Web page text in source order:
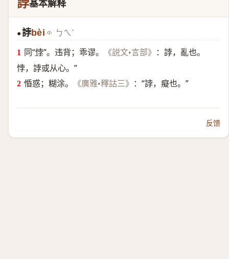
誖基本解释
●誖bèi ㄅㄟˋ
同“悖”。违背；乖谬。 《説文•言部》
：誖，亂也。
悖，誖或从心。”
惛惑；糊涂。
《廣雅•釋詁三》 ：“誖，癡也。”
反馈